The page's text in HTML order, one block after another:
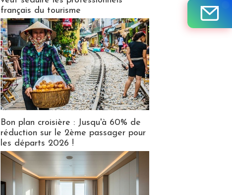
français du tourisme
Bon plan croisière : Jusqu'à 60% de
réduction sur le 2ème passager pour
les départs 2026 !